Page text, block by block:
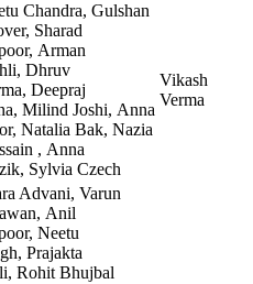
Chandra, Gulshan
Sharad
Arman
Dhruv
Deepraj
Milind Joshi, Anna
Natalia Bak, Nazia
, Anna
Sylvia Czech
Vikash
Verma
Advani, Varun
Anil
Neetu
Prajakta
Rohit Bhujbal